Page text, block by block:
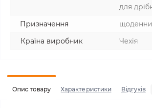
для
Призначення
Країна виробник
Чехія
Опис товару Характеристики Відгуків